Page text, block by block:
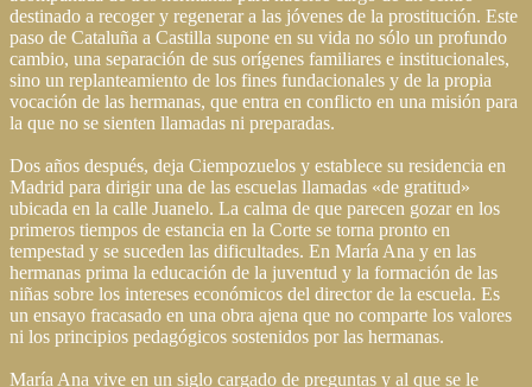
destinado a recoger y regenerar a las jóvenes de la prostitución. Este
paso de Cataluña a Castilla supone en su vida no sólo un profundo
cambio, una separación de sus orígenes familiares e institucionales,
sino un replanteamiento de los fines fundacionales y de la propia
vocación de las hermanas, que entra en conflicto en una misión para
la que no se sienten llamadas ni preparadas.
Dos años después, deja Ciempozuelos y establece su residencia en
Madrid para dirigir una de las escuelas llamadas «de gratitud»
ubicada en la calle Juanelo. La calma de que parecen gozar en los
primeros tiempos de estancia en la Corte se torna pronto en
tempestad y se suceden las dificultades. En María Ana y en las
hermanas prima la educación de la juventud y la formación de las
niñas sobre los intereses económicos del director de la escuela. Es
un ensayo fracasado en una obra ajena que no comparte los valores
ni los principios pedagógicos sostenidos por las hermanas.
María Ana vive en un siglo cargado de preguntas y al que se le